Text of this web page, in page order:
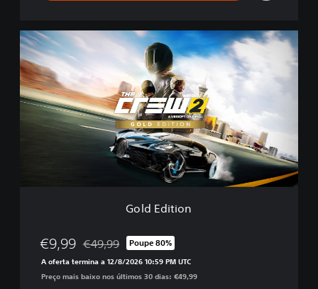
G
o
l
d
E
d
Gold Edition
€9,99 Com desconto em relação ao preço original de
€49,99 Poupe 80%
A oferta termina a 12/8/2026 10:59 PM UTC
Preço mais baixo nos últimos 30 dias: €49,99